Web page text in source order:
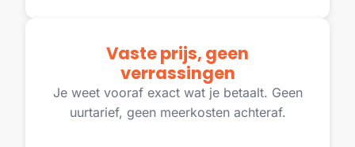
Vaste prijs, geen
verrassingen
Je weet vooraf exact wat je betaalt. Geen
uurtarief, geen meerkosten achteraf.